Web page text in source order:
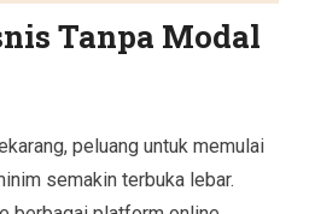
Tanpa Modal
peluang untuk memulai
semakin terbuka lebar.